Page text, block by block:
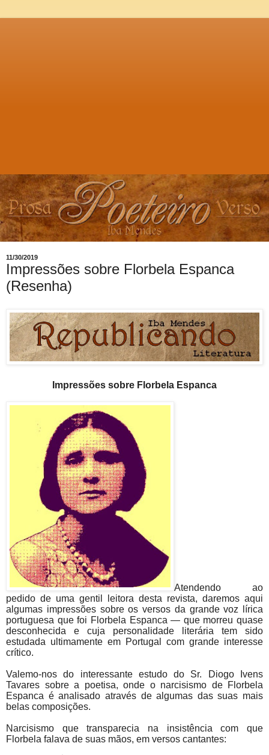
11/30/2019
Impressões sobre Florbela Espanca
(Resenha)
Impressões sobre Florbela Espanca
Atendendo ao
pedido de uma gentil leitora desta revista, daremos aqui
algumas impressões sobre os versos da grande voz lírica
portuguesa que foi Florbela Espanca — que morreu quase
desconhecida e cuja personalidade literária tem sido
estudada ultimamente em Portugal com grande interesse
crítico.
Valemo-nos do interessante estudo do Sr. Diogo Ivens
Tavares sobre a poetisa, onde o narcisismo de Florbela
Espanca é analisado através de algumas das suas mais
belas composições.
Narcisismo que transparecia na insistência com que
Florbela falava de suas mãos, em versos cantantes: